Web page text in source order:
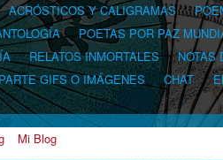
ACRÓSTICOS Y CALIGRAMAS
POETAS POR PAZ
RELATOS INMORTALES
NOTAS
GIFS O IMÁGENES CHAT
Mi Blog